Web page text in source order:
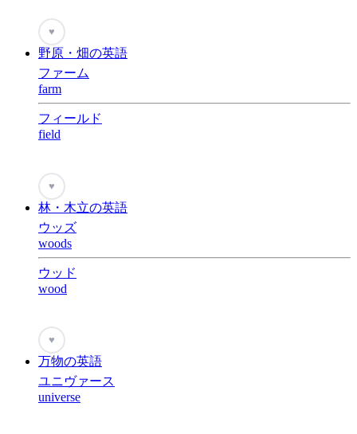
♥
野原・畑の英語
ファーム
farm
フィールド
field
♥
林・木立の英語
ウッズ
woods
ウッド
wood
♥
万物の英語
ユニヴァース
universe